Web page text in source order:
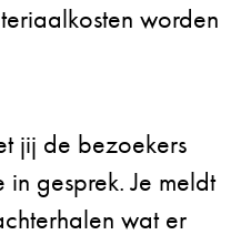
worden
jij de bezoekers
gesprek. Je meldt
wat er